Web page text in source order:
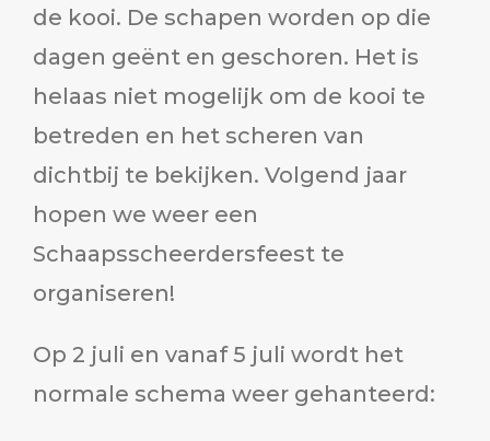
de kooi. De schapen worden op die
dagen geënt en geschoren. Het is
helaas niet mogelijk om de kooi te
betreden en het scheren van
dichtbij te bekijken. Volgend jaar
hopen we weer een
Schaapsscheerdersfeest te
organiseren!
Op 2 juli en vanaf 5 juli wordt het
normale schema weer gehanteerd: